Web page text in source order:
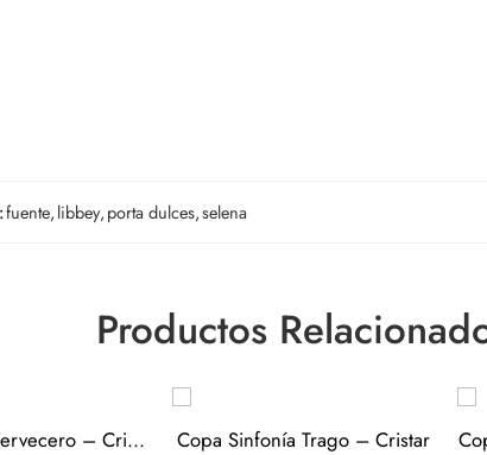
fuente,libbey,porta dulces,selena
Productos
Vaso Berlín Cervecero – Cristar Copa Sinfonía Trago – Cristar